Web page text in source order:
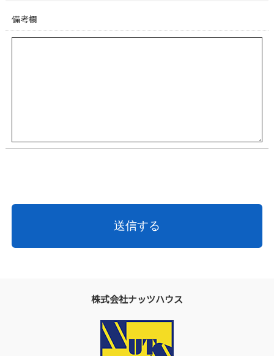
備考欄
株式会社ナッツハウス